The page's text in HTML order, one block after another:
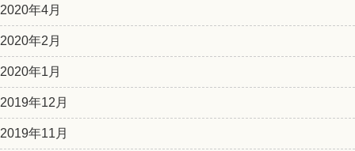
2020年4月
2020年2月
2020年1月
2019年12月
2019年11月